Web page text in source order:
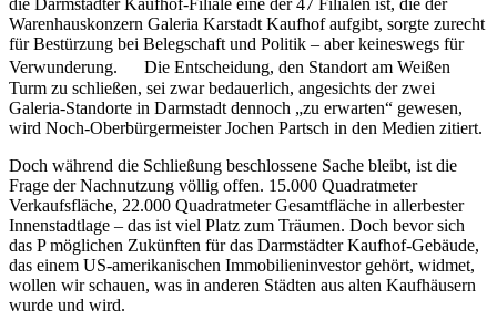
Warenhauskonzern Galeria Karstadt Kaufhof aufgibt, sorgte zurecht
für Bestürzung bei Belegschaft und Politik – aber keineswegs für
Verwunderung. Die Entscheidung, den Standort am Weißen
Turm zu schließen, sei zwar bedauerlich, angesichts der zwei
Galeria-Standorte in Darmstadt dennoch „zu erwarten“ gewesen,
wird Noch-Oberbürgermeister Jochen Partsch in den Medien zitiert.
Doch während die Schließung beschlossene Sache bleibt, ist die
Frage der Nachnutzung völlig offen. 15.000 Quadratmeter
Verkaufsfläche, 22.000 Quadratmeter Gesamtfläche in allerbester
Innenstadtlage – das ist viel Platz zum Träumen. Doch bevor sich
das P möglichen Zukünften für das Darmstädter Kaufhof-Gebäude,
das einem US-amerikanischen Immobilieninvestor gehört, widmet,
wollen wir schauen, was in anderen Städten aus alten Kaufhäusern
wurde und wird.